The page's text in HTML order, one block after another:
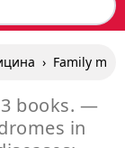
› Family
books. —
in